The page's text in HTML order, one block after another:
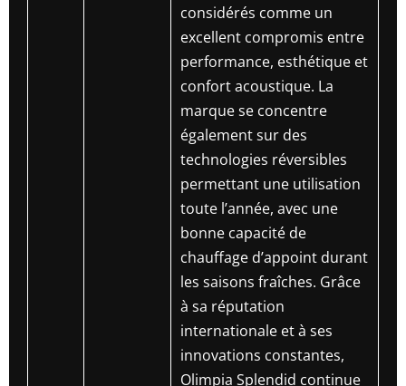
considérés comme un
excellent compromis entre
performance, esthétique et
confort acoustique. La
marque se concentre
également sur des
technologies réversibles
permettant une utilisation
toute l’année, avec une
bonne capacité de
chauffage d’appoint durant
les saisons fraîches. Grâce
à sa réputation
internationale et à ses
innovations constantes,
Olimpia Splendid continue